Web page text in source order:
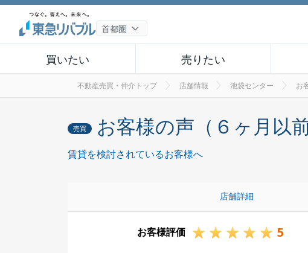
買いたい 売りたい
不動産売買・仲介トップ 店舗情報 池袋センター お
売買 お客様の声（６ヶ月以前
賃貸を検討されているお客様へ
店舗詳細
お客様評価 5